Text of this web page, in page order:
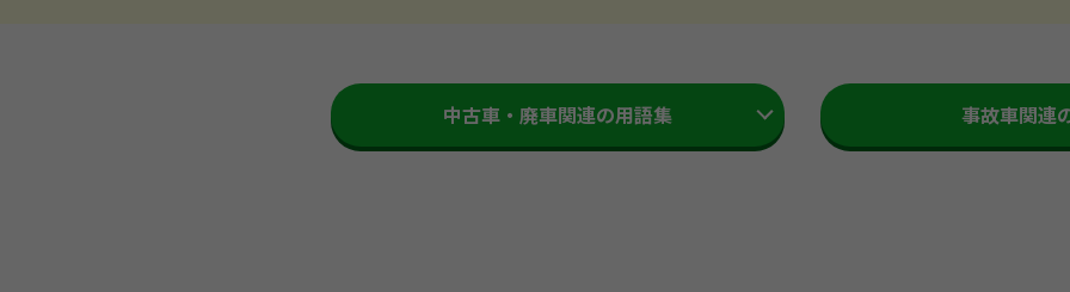
中古車・廃車関連の用語集 事故車関連